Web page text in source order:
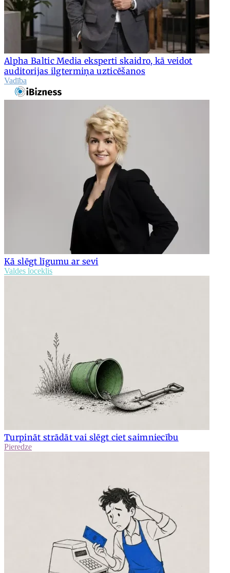
Alpha Baltic Media eksperti skaidro, kā veidot
auditorijas ilgtermiņa uzticēšanos
Vadība
Kā slēgt līgumu ar sevi
Valdes loceklis
Turpināt strādāt vai slēgt ciet saimniecību
Pieredze